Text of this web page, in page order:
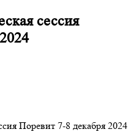
сессия
Поревит 7-8 декабря 2024